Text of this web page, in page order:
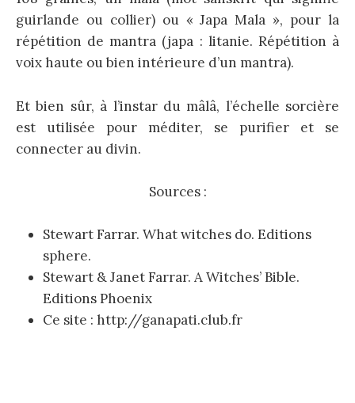
guirlande ou collier) ou « Japa Mala », pour la
répétition de mantra (japa : litanie. Répétition à
voix haute ou bien intérieure d’un mantra).
Et bien sûr, à l’instar du mâlâ, l’échelle sorcière
est utilisée pour méditer, se purifier et se
connecter au divin.
Sources :
Stewart Farrar. What witches do. Editions
sphere.
Stewart & Janet Farrar. A Witches’ Bible.
Editions Phoenix
Ce site : http://ganapati.club.fr